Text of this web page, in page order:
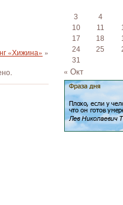
«Хижина» »
3
4
10
11
17
18
24
25
31
« Окт